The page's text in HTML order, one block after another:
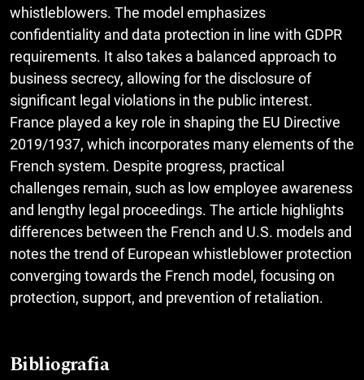
whistleblowers. The model emphasizes
confidentiality and data protection in line with GDPR
requirements. It also takes a balanced approach to
business secrecy, allowing for the disclosure of
significant legal violations in the public interest.
France played a key role in shaping the EU Directive
2019/1937, which incorporates many elements of the
French system. Despite progress, practical
challenges remain, such as low employee awareness
and lengthy legal proceedings. The article highlights
differences between the French and U.S. models and
notes the trend of European whistleblower protection
converging towards the French model, focusing on
protection, support, and prevention of retaliation.
Bibliografia